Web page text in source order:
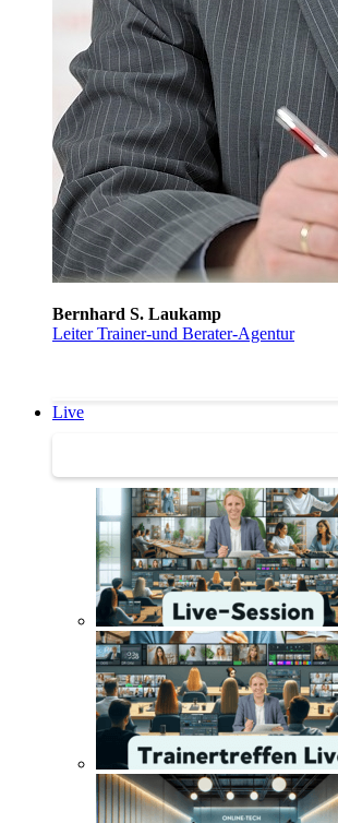
Bernhard S. Laukamp
Leiter Trainer-und Berater-Agentur
Live